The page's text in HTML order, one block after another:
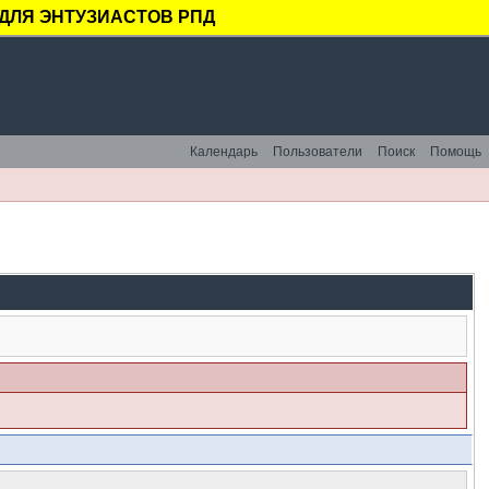
ЭНТУЗИАСТОВ РПД
Помощь
Поиск
Пользователи
Календарь